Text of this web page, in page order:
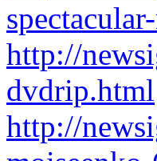
http://
dvdrip.html
http://